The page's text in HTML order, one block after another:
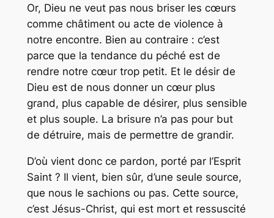
Or, Dieu ne veut pas nous briser les cœurs
comme châtiment ou acte de violence à
notre encontre. Bien au contraire : c’est
parce que la tendance du péché est de
rendre notre cœur trop petit. Et le désir de
Dieu est de nous donner un cœur plus
grand, plus capable de désirer, plus sensible
et plus souple. La brisure n’a pas pour but
de détruire, mais de permettre de grandir.
D’où vient donc ce pardon, porté par l’Esprit
Saint ? Il vient, bien sûr, d’une seule source,
que nous le sachions ou pas. Cette source,
c’est Jésus-Christ, qui est mort et ressuscité